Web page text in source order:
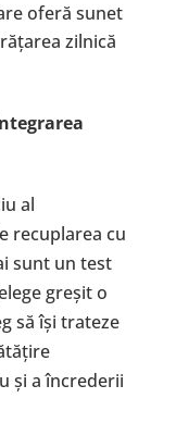
oferă sunet
zilnică
al
recuplarea cu
sunt un test
greșit o
să își trateze
și a încrederii